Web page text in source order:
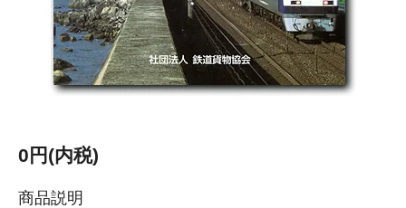
0円(内税)
商品説明